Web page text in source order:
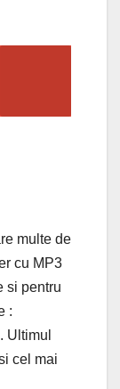
multe de
cu MP3
si pentru
:
Ultimul
cel mai